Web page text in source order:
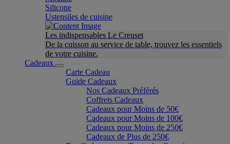
Silicone
Ustensiles de cuisine
Les indispensables Le Creuset
De la cuisson au service de table, trouvez les essentiels
de votre cuisine.
Cadeaux
Carte Cadeau
Guide Cadeaux
Nos Cadeaux Préférés
Coffrets Cadeaux
Cadeaux pour Moins de 50€
Cadeaux pour Moins de 100€
Cadeaux pour Moins de 250€
Cadeaux de Plus de 250€